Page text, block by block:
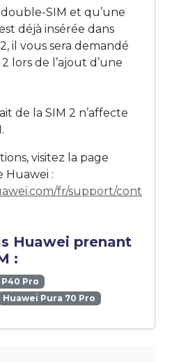
SIM et qu’une
déjà insérée dans
il vous sera demandé
lors de l’ajout d’une
de la SIM 2 n’affecte
visitez la page
Huawei :
fr/support/cont
Huawei prenant
:
Pro
Huawei Pura 70 Pro